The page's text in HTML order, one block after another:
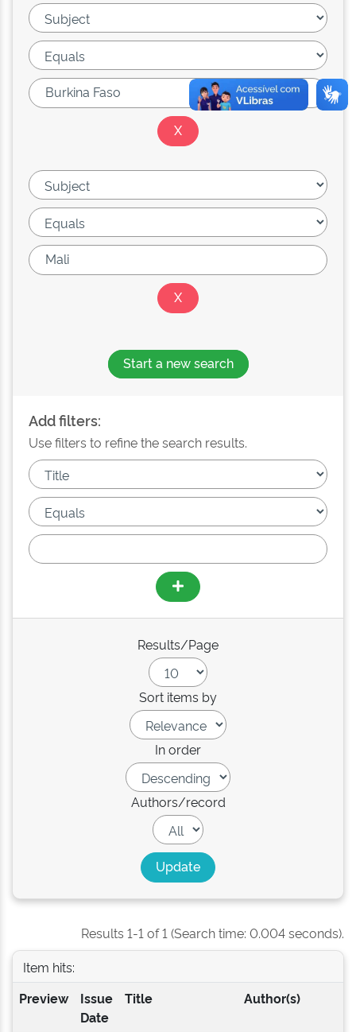
Start a new search
Add filters:
Use filters to refine the search results.
Results/Page
Sort items by
In order
Authors/record
Results 1-1 of 1 (Search time: 0.004 seconds).
Item hits:
Preview
Issue
Date
Title Author(s)